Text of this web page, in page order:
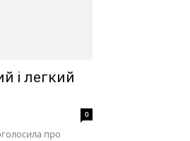
і легкий
0
про